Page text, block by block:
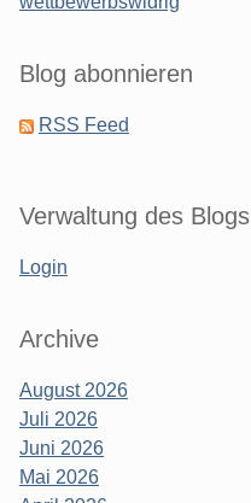
Blog abonnieren
RSS Feed
Verwaltung des Blogs
Login
Archive
August 2026
Juli 2026
Juni 2026
Mai 2026